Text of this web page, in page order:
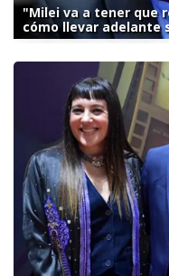
"Milei va a tener que
cómo llevar adelante